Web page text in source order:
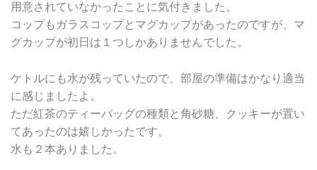
用意されていなかったことに気付きました。
コップもガラスコップとマグカップがあったのですが、マ
グカップが初日は１つしかありませんでした。
ケトルにも水が残っていたので、部屋の準備はかなり適当
に感じましたよ。
ただ紅茶のティーバッグの種類と角砂糖、クッキーが置い
てあったのは嬉しかったです。
水も２本ありました。